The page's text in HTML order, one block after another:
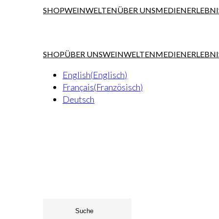
SHOPWEINWELTENÜBER UNSMEDIEN
SHOPÜBER UNSWEINWELTENMEDIEN
English(Englisch)
Français(Französisch)
Deutsch